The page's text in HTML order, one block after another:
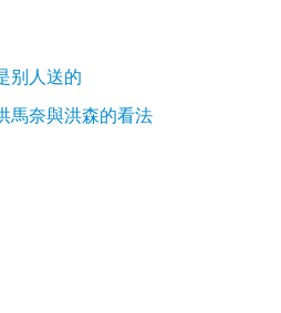
别人送的
馬奈與洪森的看法